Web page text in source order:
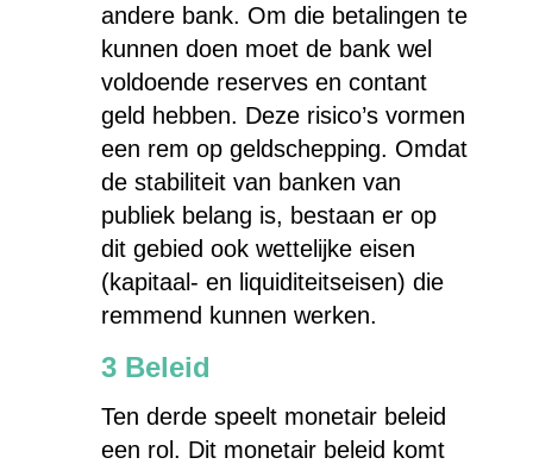
andere bank. Om die betalingen te
kunnen doen moet de bank wel
voldoende reserves en contant
geld hebben. Deze risico’s vormen
een rem op geldschepping. Omdat
de stabiliteit van banken van
publiek belang is, bestaan er op
dit gebied ook wettelijke eisen
(kapitaal- en liquiditeitseisen) die
remmend kunnen werken.
3 Beleid
Ten derde speelt monetair beleid
een rol. Dit monetair beleid komt